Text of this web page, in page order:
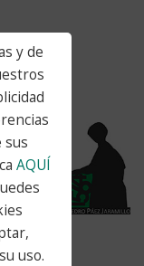
y de
sus
AQUÍ
uso.